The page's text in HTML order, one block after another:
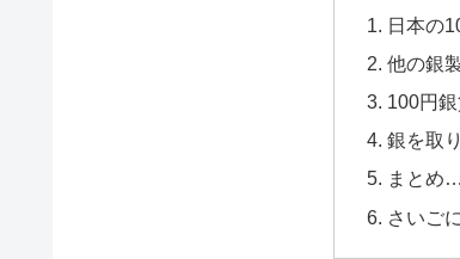
日本の
他の銀
100円
銀を取
まとめ
さいごに